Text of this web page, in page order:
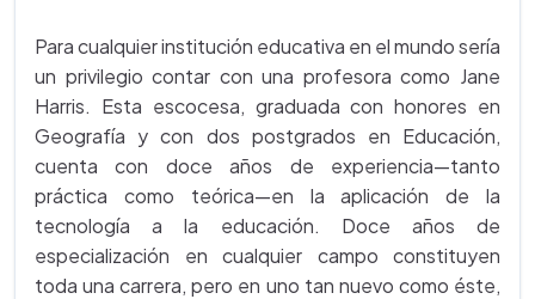
Para cualquier institución educativa en el mundo sería
un privilegio contar con una profesora como Jane
Harris. Esta escocesa, graduada con honores en
Geografía y con dos postgrados en Educación,
cuenta con doce años de experiencia—tanto
práctica como teórica—en la aplicación de la
tecnología a la educación. Doce años de
especialización en cualquier campo constituyen
toda una carrera, pero en uno tan nuevo como éste,